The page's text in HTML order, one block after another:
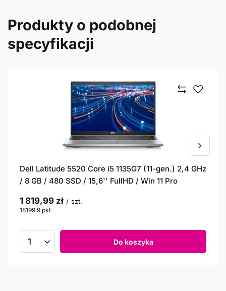
Produkty o podobnej
specyfikacji
Dell Latitude 5520 Core i5 1135G7 (11-gen.) 2,4 GHz
/ 8 GB / 480 SSD / 15,6'' FullHD / Win 11 Pro
1 819,99 zł / szt.
18199.9 pkt
Do koszyka